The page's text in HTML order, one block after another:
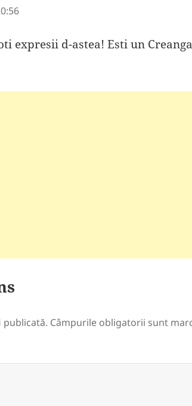
expresii d-astea! Esti un
publicată. Câmpurile obligatorii sunt